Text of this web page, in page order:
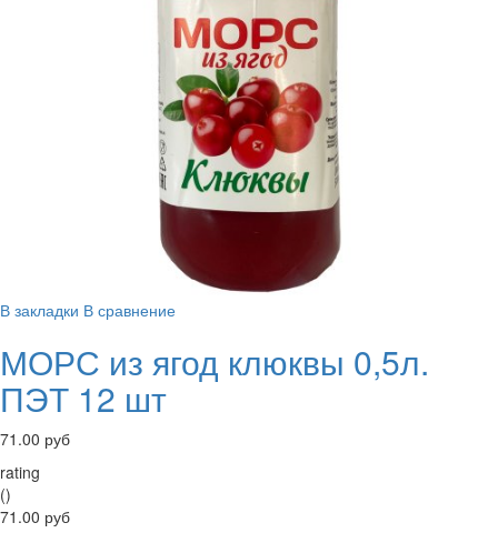
В закладки В сравнение
МОРС из ягод клюквы 0,5л.
ПЭТ 12 шт
71.00 руб
rating
()
71.00 руб